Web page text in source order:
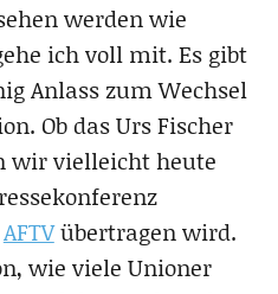
werden wie
ich voll mit. Es gibt
Anlass zum Wechsel
Ob das Urs Fischer
wir vielleicht heute
AFTVübertragen wird.
wie viele Unioner